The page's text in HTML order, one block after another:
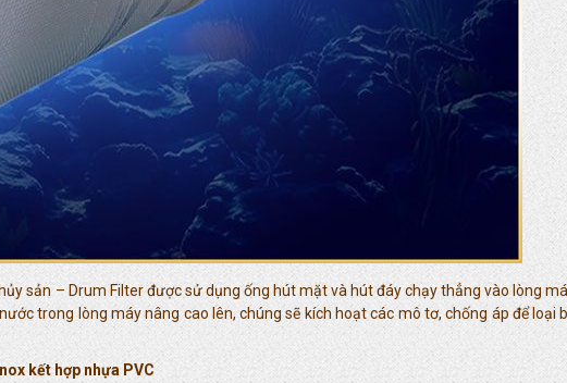
sản – Drum Filter được sử dụng ống hút mặt và hút đáy chạy thẳng vào lòng
trong lòng máy nâng cao lên, chúng sẽ kích hoạt các mô tơ, chống áp để loại
kết hợp nhựa PVC